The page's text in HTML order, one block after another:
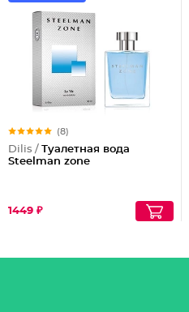
(8)
Dilis / Туалетная вода
Steelman zone
1449 ₽